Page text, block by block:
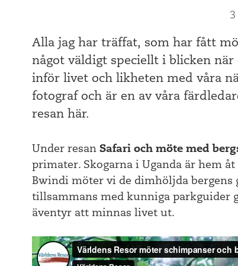
Alla jag har träffat, som har fått
något väldigt speciellt i blicken
inför livet och likheten med våra
fotograf och är en av våra
resan här.
Under resan Safari och möte med
primater. Skogarna i Uganda är hem
Bwindi möter vi de dimhöljda bergens
tillsammans med kunniga parkguider
äventyr att minnas livet ut.